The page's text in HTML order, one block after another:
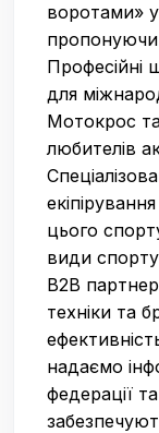
воротами»
пропонуючи
Професійні
для
Мотокрос
любителів
цього
види
B2B
техніки та
надаємо
федерації